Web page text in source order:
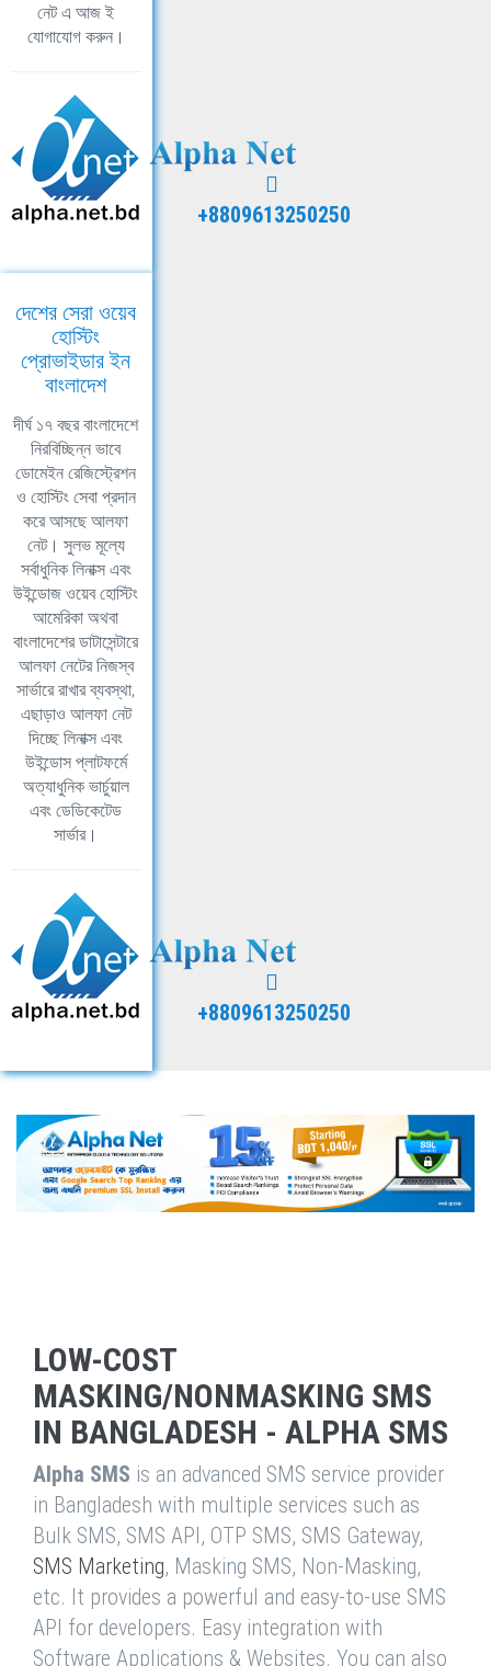
নেট এ আজ ই
যোগাযোগ করুন।
+8809613250250
দেশের সেরা ওয়েব
হোস্টিং
প্রোভাইডার ইন
বাংলাদেশ
দীর্ঘ ১৭ বছর বাংলাদেশে
নিরবিচ্ছিন্ন ভাবে
ডোমেইন রেজিস্ট্রেশন
ও হোস্টিং সেবা প্রদান
করে আসছে আলফা
নেট। সুলভ মূল্যে
সর্বাধুনিক লিনাক্স এবং
উইন্ডোজ ওয়েব হোস্টিং
আমেরিকা অথবা
বাংলাদেশের ডাটাসেন্টারে
আলফা নেটের নিজস্ব
সার্ভারে রাখার ব্যবস্থা,
এছাড়াও আলফা নেট
দিচ্ছে লিনাক্স এবং
উইন্ডোস প্লাটফর্মে
অত্যাধুনিক ভার্চুয়াল
এবং ডেডিকেটেড
সার্ভার।
+8809613250250
LOW-COST
MASKING/NONMASKING SMS
IN BANGLADESH - ALPHA SMS
Alpha SMS is an advanced SMS service provider
in Bangladesh with multiple services such as
Bulk SMS, SMS API, OTP SMS, SMS Gateway,
SMS Marketing, Masking SMS, Non-Masking,
etc. It provides a powerful and easy-to-use SMS
API for developers. Easy integration with
Software Applications & Websites. You can also